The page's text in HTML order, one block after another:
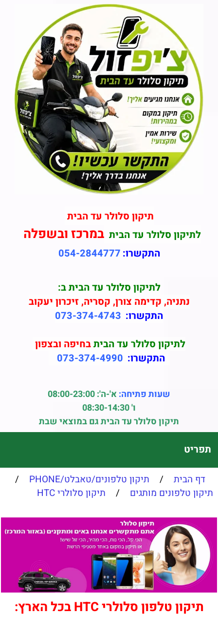
תיקון סלולר עד הבית
לתיקון סלולר עד הביתבמרכז ובשפלה
התקשרו: 054-2844777
לתיקון סלולר עד הבית ב:
נתניה, קדימה צורן, קסריה, זיכרון יעקוב
התקשרו: 073-374-4743
לתיקון סלולר עד הביתבחיפה ובצפון
התקשרו: 073-374-4990
שעות פתיחה:א'-ה': 08:00-23:00
ו' 08:30-14:30
תיקון סלולר עד הבית גם במוצאי שבת
תפריט
דף הבית / תיקון טלפונים/טאבלט/PHONE
/
תיקון טלפונים מותגים
/ תיקון סלולרי HTC
תיקון טלפון סלולרי HTC בכל הארץ: